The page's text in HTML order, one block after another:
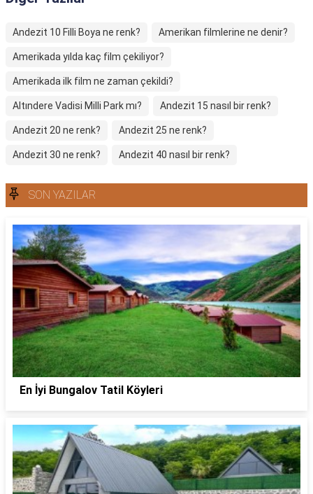
Andezit 10 Filli Boya ne renk? Amerikan filmlerine ne denir?
Amerikada yılda kaç film çekiliyor?
Amerikada ilk film ne zaman çekildi?
Altındere Vadisi Milli Park mı? Andezit 15 nasıl bir renk?
Andezit 20 ne renk? Andezit 25 ne renk?
Andezit 30 ne renk? Andezit 40 nasıl bir renk?
SON YAZILAR
En İyi Bungalov Tatil Köyleri